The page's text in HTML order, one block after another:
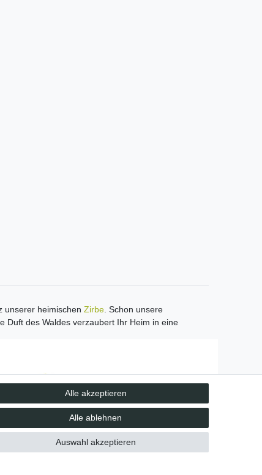
unserer heimischen Zirbe . Schon unsere
Duft des Waldes verzaubert Ihr Heim in eine
kostenloser Versand ab 70 EUR
Lieferung
30 Tage Rückgaberecht
Alle akzeptieren
Alle ablehnen
Auswahl akzeptieren